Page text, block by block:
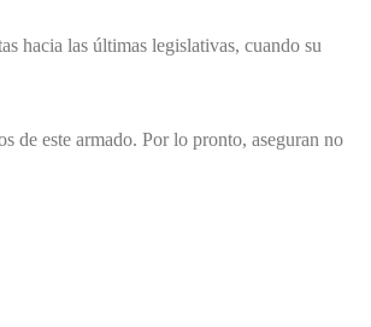
hacia las últimas legislativas, cuando su
de este armado. Por lo pronto, aseguran no